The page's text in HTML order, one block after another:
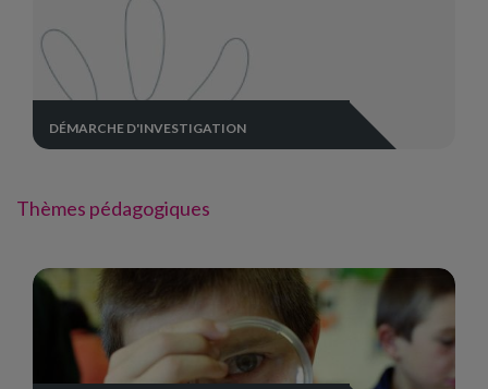
DÉMARCHE D'INVESTIGATION
Thèmes pédagogiques